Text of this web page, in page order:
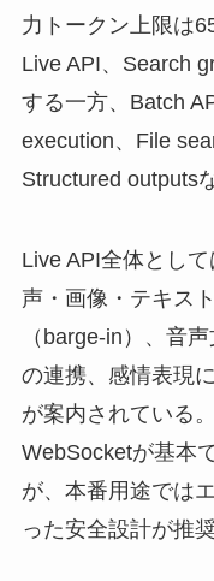
力トークン上限は
Live API、Search
する一方、Batch
execution、File
Structured outputs
Live API全体として
声・画像・テキス
（barge-in）、音
の連携、感情表現
が案内されている
WebSocketが基本
が、本番用途では
った安全設計が推